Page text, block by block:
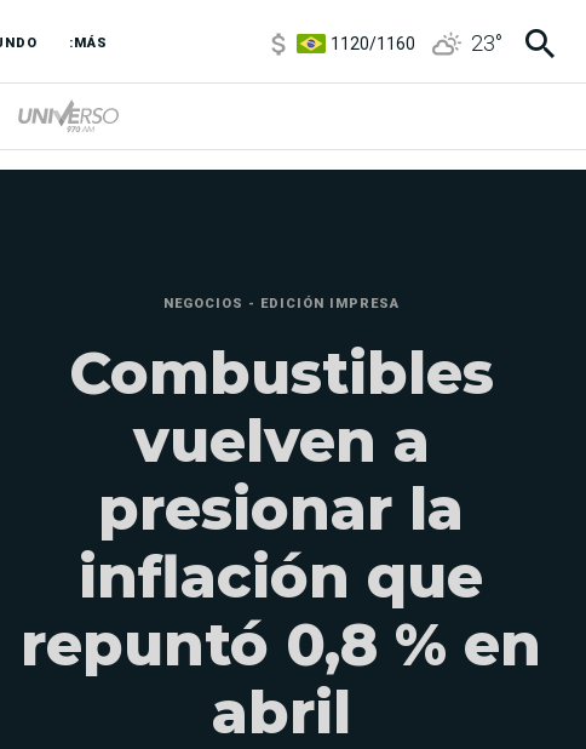
:MÁS
3,6/3,9
6850/7200
23°
NEGOCIOS - EDICIÓN IMPRESA
Combustibles
vuelven a
presionar la
inflación que
repuntó 0,8 % en
abril